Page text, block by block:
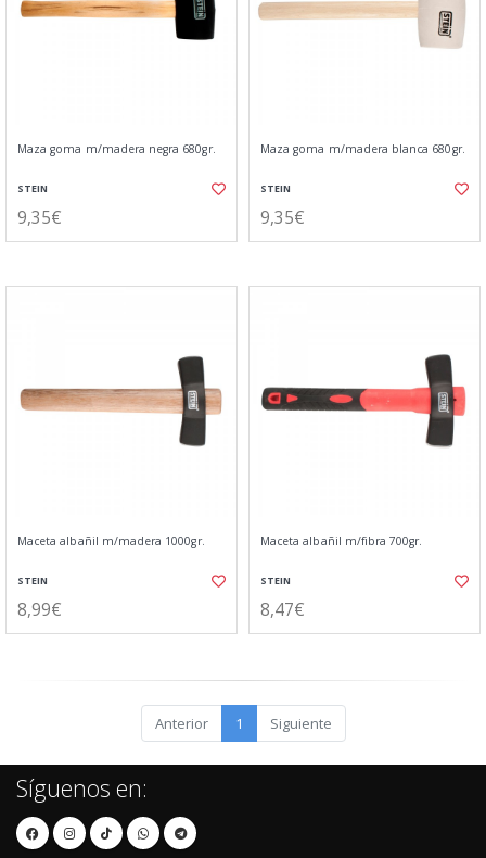
Maza goma m/madera negra 680gr.
STEIN
9,35€
Maza goma m/madera blanca 680gr.
STEIN
9,35€
Maceta albañil m/madera 1000gr.
STEIN
8,99€
Maceta albañil m/fibra 700gr.
STEIN
8,47€
Anterior 1 Siguiente
Síguenos en: